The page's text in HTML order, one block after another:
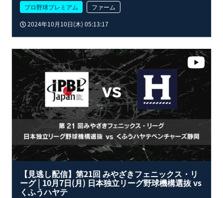
プロ野球プレミアム
ファーム
2024年10月10日(木) 05:13:17
【見逃し配信】第21回 みやざきフェニックス・リ
ーグ | 10月7日(月) 日本独立リーグ野球機構選抜 vs
くふうハヤテ